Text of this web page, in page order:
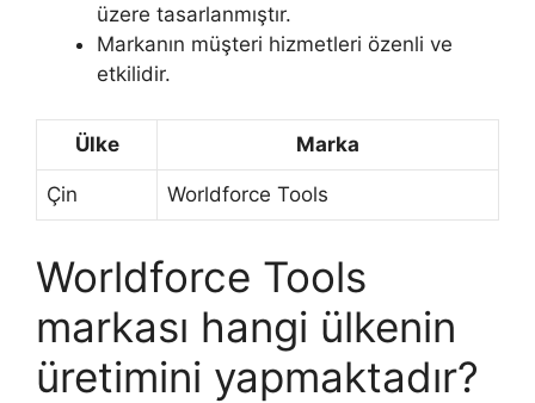
üzere tasarlanmıştır.
Markanın müşteri hizmetleri özenli ve
etkilidir.
Ülke Marka
Çin Worldforce Tools
Worldforce Tools
markası hangi ülkenin
üretimini yapmaktadır?